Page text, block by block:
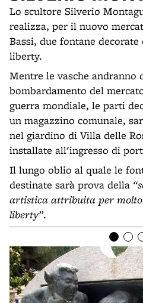
Lo scultore Silverio
realizza, per il nuovo
Bassi, due fontane
liberty.
Mentre le vasche andranno
bombardamento del
guerra mondiale, le parti
un magazzino comunale,
nel giardino di Villa delle
installate all'ingresso di
Il lungo oblio al quale le
destinate sarà prova della
artistica attribuita per
liberty”.